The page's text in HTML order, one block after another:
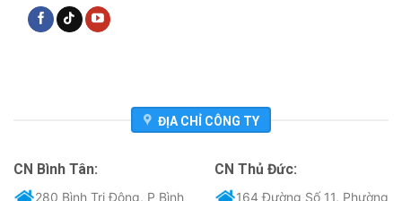
ĐỊA CHỈ CÔNG TY
CN Bình Tân:
280 Bình Trị Đông, P Bình
CN Thủ Đức:
164 Đường Số 11, Phường